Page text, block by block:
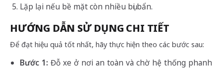
Lặp lại nếu bề mặt còn nhiều bụi bẩn.
HƯỚNG DẪN SỬ DỤNG CHI TIẾT
Để đạt hiệu quả tốt nhất, hãy thực hiện theo các bước sau:
Bước 1: Đỗ xe ở nơi an toàn và chờ hệ thống phanh